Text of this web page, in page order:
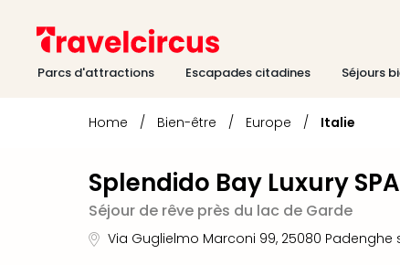
Parcs d'attractions Escapades citadines Séjours
Home / Bien-être / Europe / Italie
Splendido Bay Luxury
Séjour de rêve près du lac de Garde
Via Guglielmo Marconi 99, 25080 Padenghe